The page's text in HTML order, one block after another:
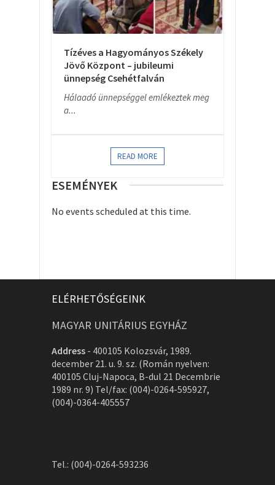
Tízéves a Hagyományos Székely
Jövő Központ – jubileumi
ünnepség Csehétfalván
Hálaadó ünnepséggel emlékeztek meg
a...
READ MORE
ESEMÉNYEK
No events scheduled at this time.
ELÉRHETŐSÉGEINK
MAGYAR UNITÁRIUS EGYHÁZ
Address - 400105 Kolozsvár, 1989.
december 21. u. 9. sz. (Román nyelven:
400105 Cluj-Napoca, B-dul 21 Decembrie
1989 nr. 9) Tel/fax: (004)-0264-595927,
(004)-0364-405557
Tel.: (004)-0264-593236